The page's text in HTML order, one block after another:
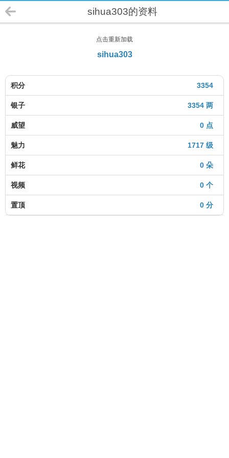
sihua303的资料
点击重新加载
sihua303
3354
积分
3354 两
银子
0 点
威望
1717 级
魅力
0 朵
鲜花
0 个
视频
0 分
置顶